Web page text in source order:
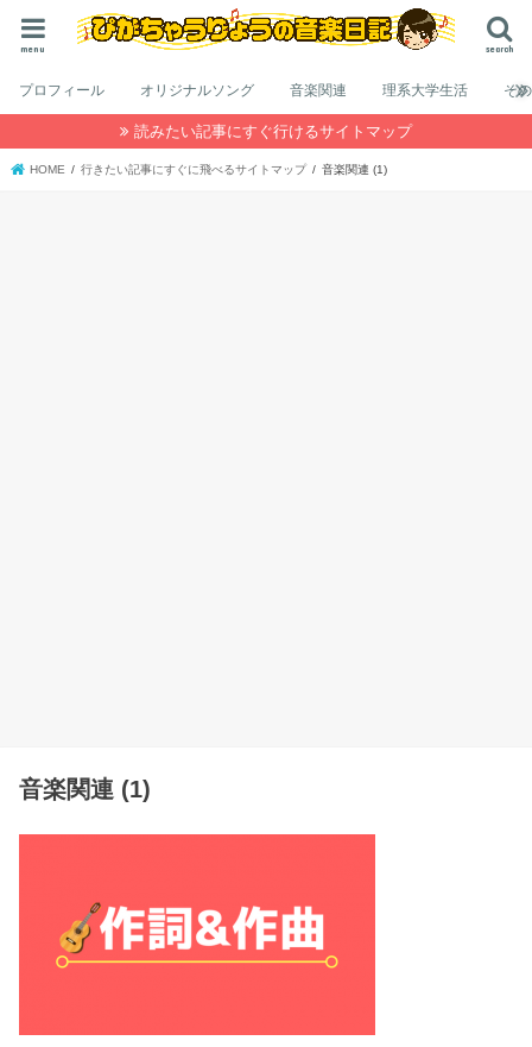
search
menu
プロフィール オリジナルソング 音楽関連 理系大学生活 そ
読みたい記事にすぐ行けるサイトマップ
HOME 行きたい記事にすぐに飛べるサイトマップ 音楽関連 (1)
音楽関連 (1)